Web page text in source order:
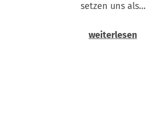
setzen uns als…
weiterlesen